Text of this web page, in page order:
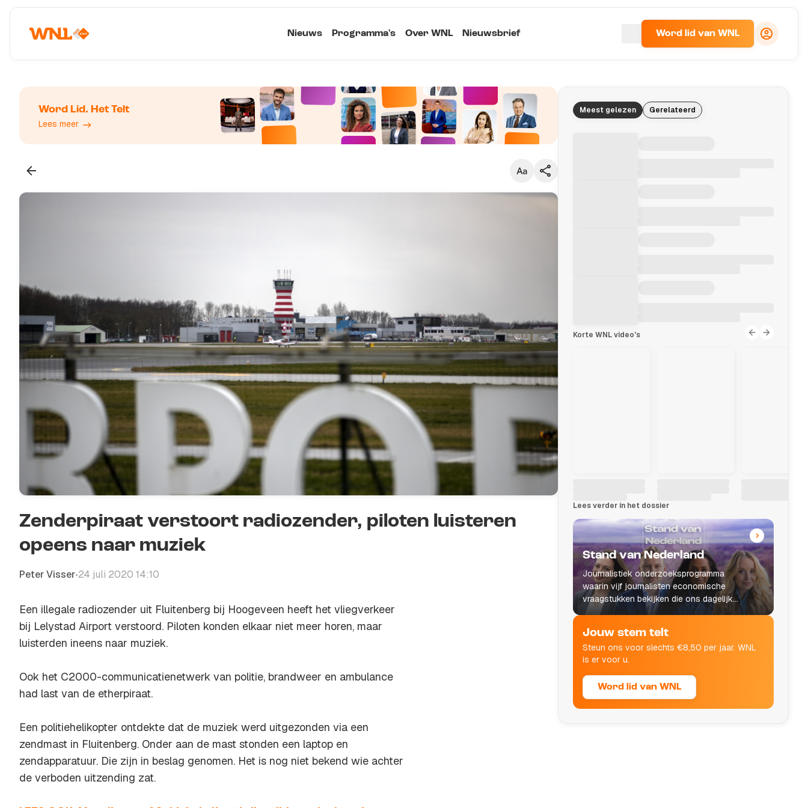
Nieuws Programma's Over WNL Nieuwsbrief Word lid van WNL
Word Lid. Het Telt
Lees meer
Zenderpiraat verstoort radiozender, piloten luisteren
opeens naar muziek
Peter Visser•24 juli 2020 14:10
Een illegale radiozender uit Fluitenberg bij Hoogeveen heeft het vliegverkeer
bij Lelystad Airport verstoord. Piloten konden elkaar niet meer horen, maar
luisterden ineens naar muziek.
Ook het C2000-communicatienetwerk van politie, brandweer en ambulance
had last van de etherpiraat.
Een politiehelikopter ontdekte dat de muziek werd uitgezonden via een
zendmast in Fluitenberg. Onder aan de mast stonden een laptop en
zendapparatuur. Die zijn in beslag genomen. Het is nog niet bekend wie achter
de verboden uitzending zat.
Meest gelezen Gerelateerd
Korte WNL video's
Lees verder in het dossier
Stand van Nederland
Journalistiek onderzoeksprogramma
waarin vijf journalisten economische
vraagstukken bekijken die ons dagelijks
leven raken.
Jouw stem telt
Steun ons voor slechts €8,50 per jaar. WNL
is er voor u.
Word lid van WNL